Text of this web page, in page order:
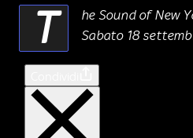
T
he Sound of New
Sabato 18